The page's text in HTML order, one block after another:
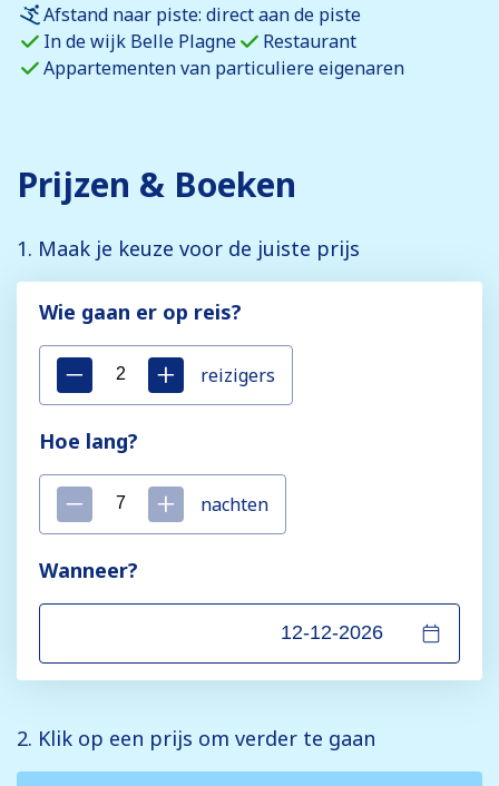
Afstand naar piste: direct aan de piste
In de wijk Belle Plagne
Restaurant
Appartementen van particuliere eigenaren
Prijzen & Boeken
1. Maak je keuze voor de juiste prijs
Wie gaan er op reis?
reizigers
Hoe lang?
nachten
Wanneer?
2. Klik op een prijs om verder te gaan